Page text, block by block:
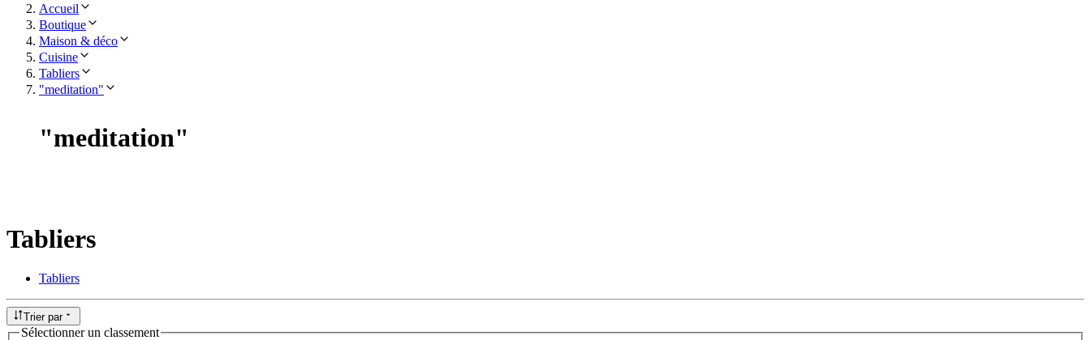
Accueil
Boutique
Maison & déco
Cuisine
Tabliers
"meditation"
"meditation"
Tabliers
Tabliers
Trier par
Sélectionner un classement